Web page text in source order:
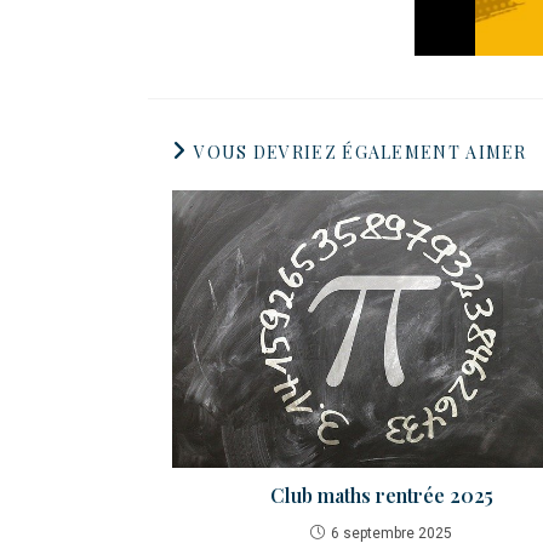
VOUS DEVRIEZ ÉGALEMENT AIMER
Club maths rentrée 2025
6 septembre 2025